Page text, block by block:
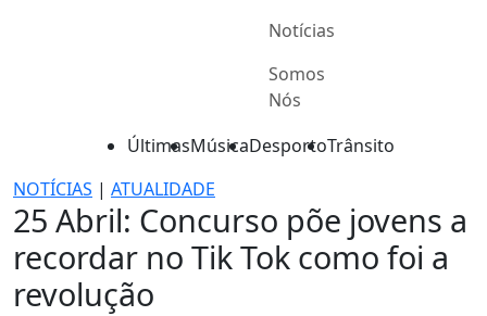
Notícias
Somos
Nós
ÚltimasMúsicaDesportoTrânsito
NOTÍCIAS | ATUALIDADE
25 Abril: Concurso põe jovens a
recordar no Tik Tok como foi a
revolução